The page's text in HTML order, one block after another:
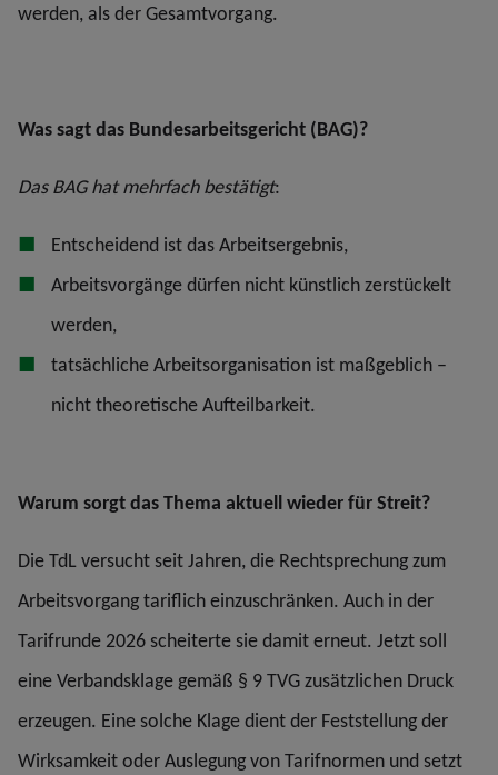
werden, als der Gesamtvorgang.
Was sagt das Bundesarbeitsgericht (BAG)?
Das BAG hat mehrfach bestätigt:
Entscheidend ist das Arbeitsergebnis,
Arbeitsvorgänge dürfen nicht künstlich zerstückelt
werden,
tatsächliche Arbeitsorganisation ist maßgeblich –
nicht theoretische Aufteilbarkeit.
Warum sorgt das Thema aktuell wieder für Streit?
Die TdL versucht seit Jahren, die Rechtsprechung zum
Arbeitsvorgang tariflich einzuschränken. Auch in der
Tarifrunde 2026 scheiterte sie damit erneut. Jetzt soll
eine Verbandsklage gemäß § 9 TVG zusätzlichen Druck
erzeugen. Eine solche Klage dient der Feststellung der
Wirksamkeit oder Auslegung von Tarifnormen und setzt